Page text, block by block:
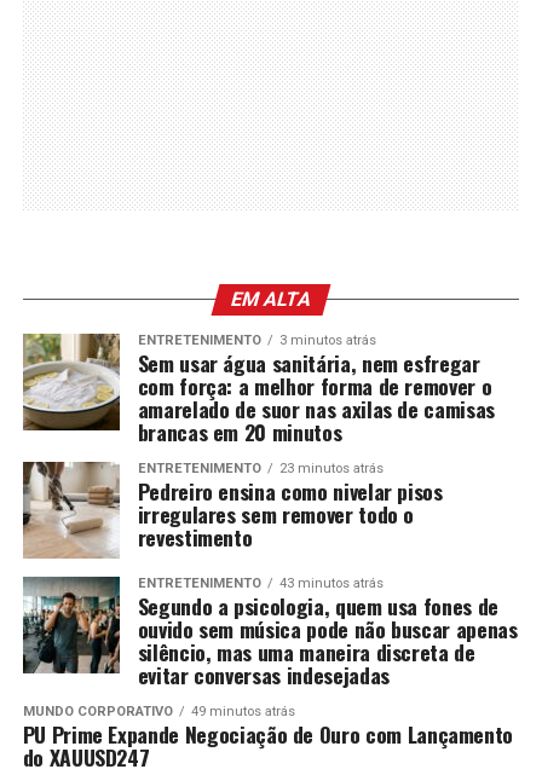
EM ALTA
ENTRETENIMENTO 3 minutos atrás
Sem usar água sanitária, nem esfregar
com força: a melhor forma de remover o
amarelado de suor nas axilas de camisas
brancas em 20 minutos
ENTRETENIMENTO 23 minutos atrás
Pedreiro ensina como nivelar pisos
irregulares sem remover todo o
revestimento
ENTRETENIMENTO 43 minutos atrás
Segundo a psicologia, quem usa fones de
ouvido sem música pode não buscar apenas
silêncio, mas uma maneira discreta de
evitar conversas indesejadas
MUNDO CORPORATIVO 49 minutos atrás
PU Prime Expande Negociação de Ouro com Lançamento
do XAUUSD247